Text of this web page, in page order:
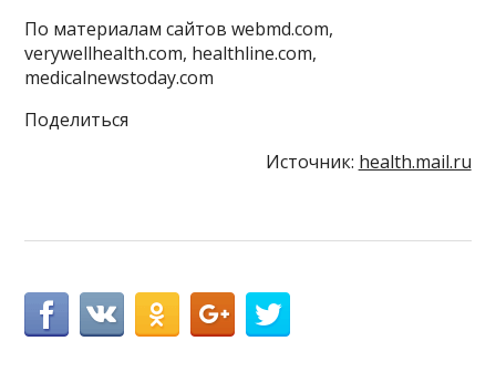
По материалам сайтов webmd.com,
verywellhealth.com, healthline.com,
medicalnewstoday.com
Поделиться
Источник: health.mail.ru